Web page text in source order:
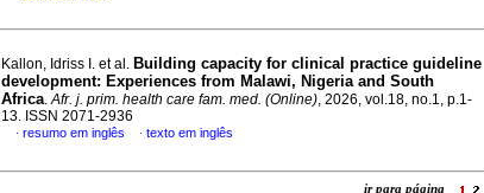
Kallon, Idriss I. et al. Building capacity for clinical practice guideline
development: Experiences from Malawi, Nigeria and South
Africa.Afr. j. prim. health care fam. med. (Online), 2026, vol.18, no.1, p.1-
13. ISSN 2071-2936
· resumo em inglês · texto em inglês
ir para página